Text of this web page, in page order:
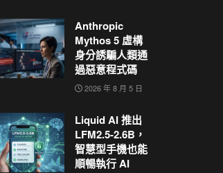
Anthropic
Mythos 5 虛構
身分誘騙人類通
過惡意程式碼
2026 年 8 月 5 日
Liquid AI 推出
LFM2.5-2.6B，
智慧型手機也能
順暢執行 AI